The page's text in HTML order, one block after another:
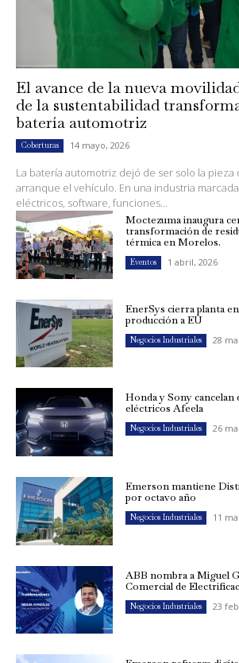
El avance de la nueva
de la sustentabilidad
batería automotriz
Coberturas 14 mayo, 2026
La batería automotriz dejó de ser solo la
arranque el vehículo. En una industria
eléctricos, software, funciones...
Moctezuma inaugura
transformación de
térmica en Morelos.
Eventos 1 abril, 2026
EnerSys cierra planta
producción a EU
Negocios Industriales 28
Honda y Sony cancelan
eléctricos Afeela
Negocios Industriales 26
Emerson mantiene
por octavo año
Negocios Industriales 11
ABB nombra a Miguel
Comercial de
Negocios Industriales 23